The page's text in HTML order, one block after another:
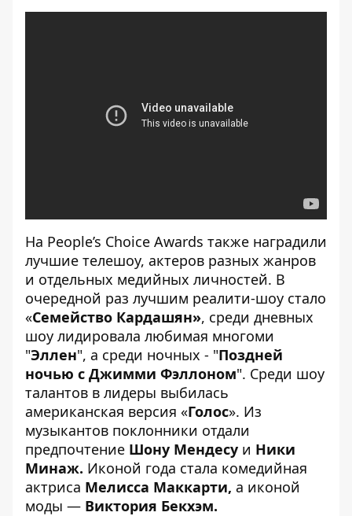
На People’s Choice Awards также наградили
лучшие телешоу, актеров разных жанров
и отдельных медийных личностей. В
очередной раз лучшим реалити-шоу стало
«Семейство Кардашян», среди дневных
шоу лидировала любимая многоми
"Эллен", а среди ночных - "Поздней
ночью с Джимми Фэллоном". Среди шоу
талантов в лидеры выбилась
американская версия «Голос». Из
музыкантов поклонники отдали
предпочтение Шону Мендесу и Ники
Минаж. Иконой года стала комедийная
актриса Мелисса Маккарти, а иконой
моды — Виктория Бекхэм.